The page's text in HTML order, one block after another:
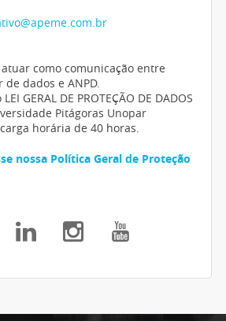
como comunicação entre
dados e ANPD.
GERAL DE PROTEÇÃO DE DADOS
Pitágoras Unopar
horária de 40 horas.
nossa Política Geral de Proteção